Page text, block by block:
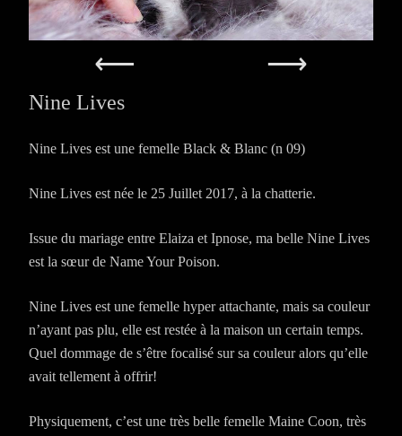
Nine Lives
Nine Lives est une femelle Black & Blanc (n 09)
Nine Lives est née le 25 Juillet 2017, à la chatterie.
Issue du mariage entre Elaiza et Ipnose, ma belle Nine Lives
est la sœur de Name Your Poison.
Nine Lives est une femelle hyper attachante, mais sa couleur
n’ayant pas plu, elle est restée à la maison un certain temps.
Quel dommage de s’être focalisé sur sa couleur alors qu’elle
avait tellement à offrir!
Physiquement, c’est une très belle femelle Maine Coon, très